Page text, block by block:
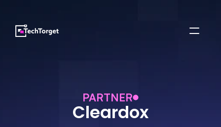
PARTNER
Cleardox